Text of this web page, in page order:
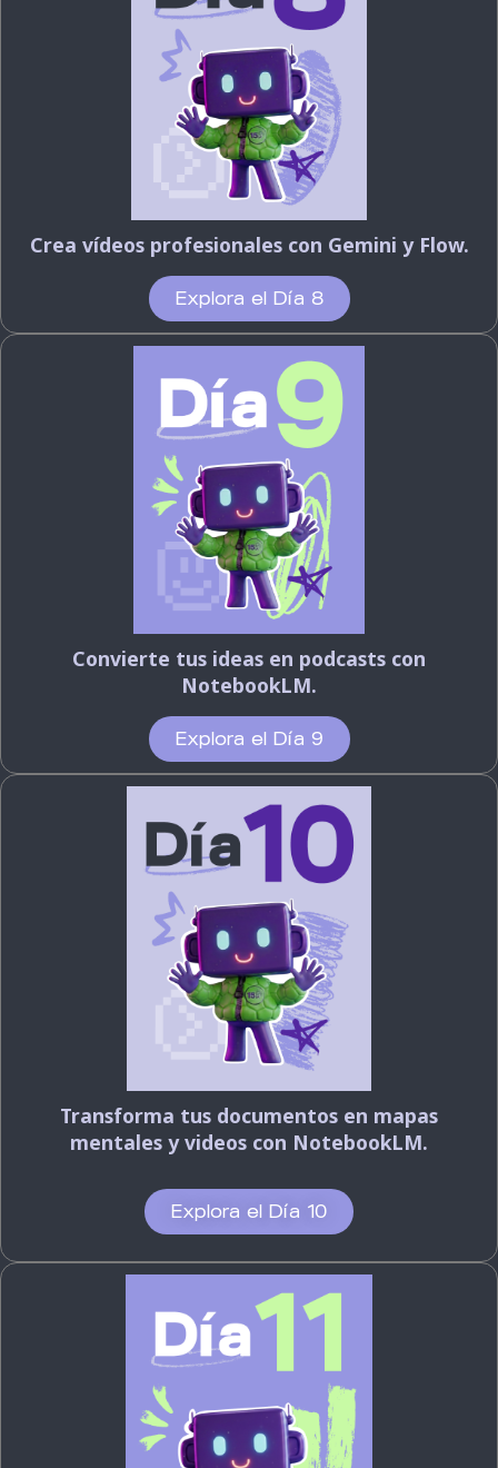
Crea vídeos profesionales con Gemini y Flow.
Explora el Día 8
Convierte tus ideas en podcasts con
NotebookLM.
Explora el Día 9
Transforma tus documentos en mapas
mentales y videos con NotebookLM.
Explora el Día 10